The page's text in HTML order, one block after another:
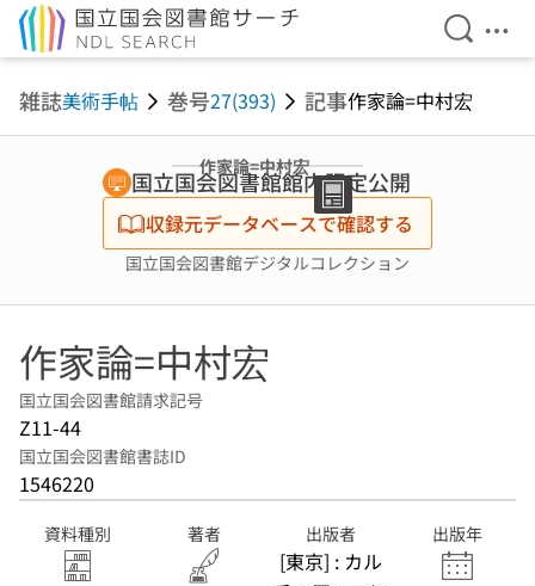
検索を
メ
雑誌美術手帖 巻号27(393) 記事作家論=中村宏
作家論=中村宏
国立国会図書館館内限定公開
収録元データベースで確認する
国立国会図書館デジタルコレクション
作家論=中村宏
国立国会図書館請求記号
Z11-44
国立国会図書館書誌ID
1546220
資料種別 著者 出版者
[東京] : カル
出版年